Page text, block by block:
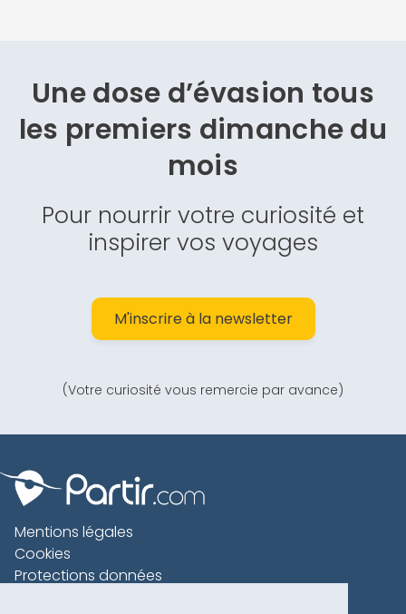
Une dose d’évasion tous
les premiers dimanche du
mois
Pour nourrir votre curiosité et
inspirer vos voyages
M'inscrire à la newsletter
(Votre curiosité vous remercie par avance)
Mentions légales
Cookies
Protections données